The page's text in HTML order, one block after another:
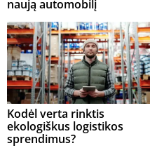
naują automobilį
Kodėl verta rinktis
ekologiškus logistikos
sprendimus?